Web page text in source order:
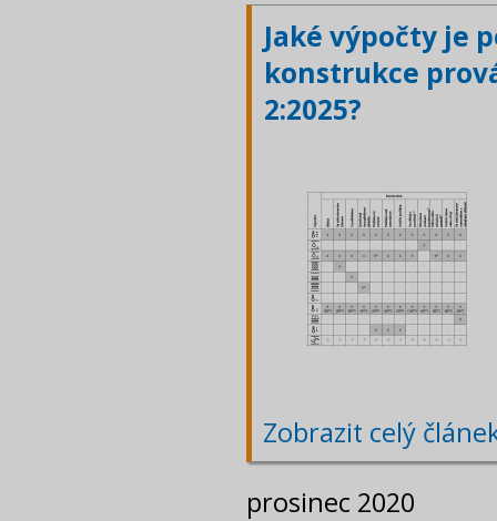
Jaké výpočty je
konstrukce
2:2025?
Zobrazit celý
prosinec 2020